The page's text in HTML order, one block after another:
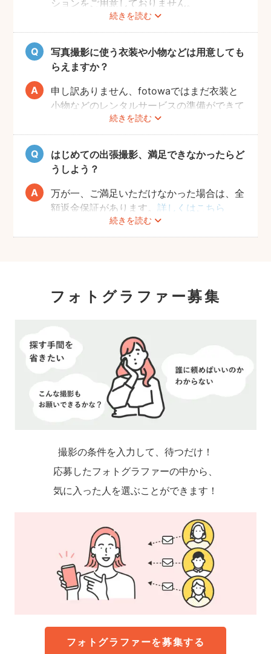
続きを読む
ションをご用意しておりません。
写真撮影に使う衣装や小物などは用意しても
らえますか？
続きを読む
申し訳ありません、fotowaではまだ衣装と
小物などのレンタルサービスの準備ができて
おりませんので、お客様ご自身にご用意をお
願いしております。
はじめての出張撮影、満足できなかったらど
うしよう？
続きを読む
万が一、ご満足いただけなかった場合は、全
額返金保証があります。詳しくはこちら
フォトグラファー募集
撮影の条件を入力して、待つだけ！
応募したフォトグラファーの中から、
気に入った人を選ぶことができます！
フォトグラファーを募集する